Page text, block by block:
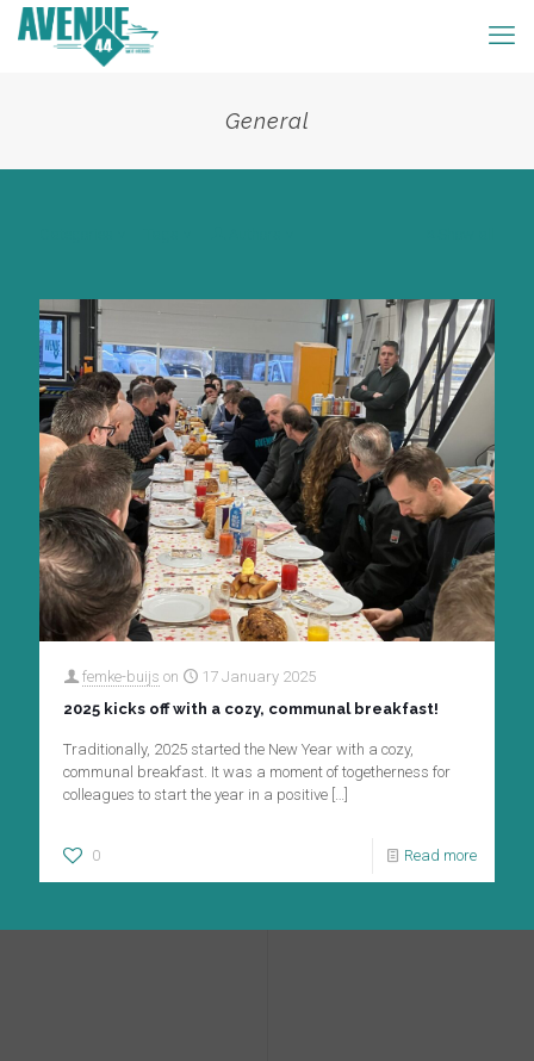
General
femke-buijs on
17 January 2025
2025 kicks off with a cozy, communal breakfast!
Traditionally, 2025 started the New Year with a cozy,
communal breakfast. It was a moment of togetherness for
colleagues to start the year in a positive
0 Read more